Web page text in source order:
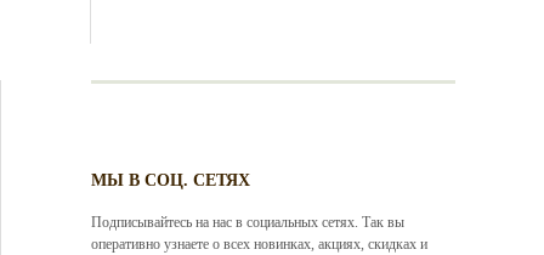
МЫ В СОЦ. СЕТЯХ
Подписывайтесь на нас в социальных сетях. Так вы
оперативно узнаете о всех новинках, акциях, скидках и